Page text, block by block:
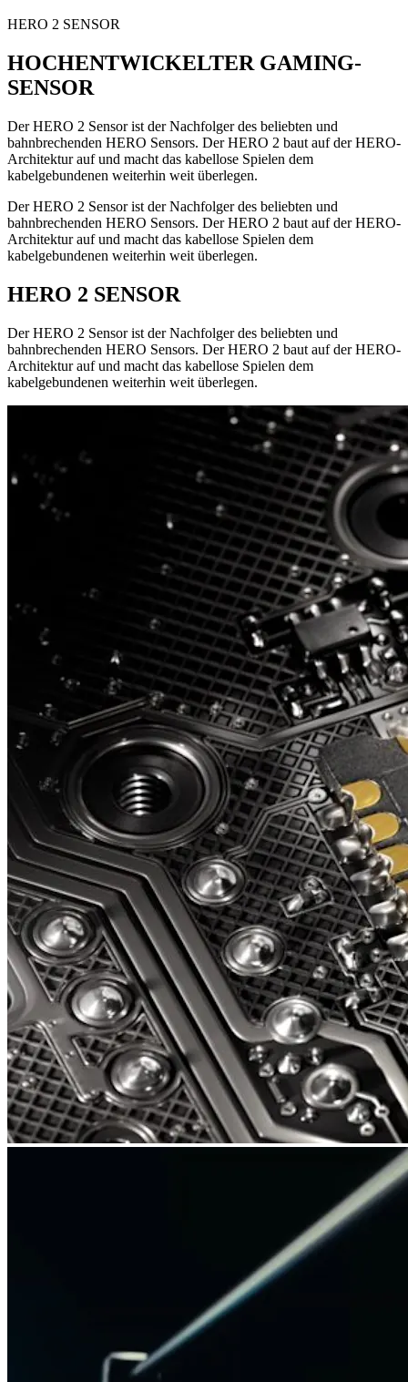
HERO 2 SENSOR
HOCHENTWICKELTER GAMING-
SENSOR
Der HERO 2 Sensor ist der Nachfolger des beliebten und
bahnbrechenden HERO Sensors. Der HERO 2 baut auf der HERO-
Architektur auf und macht das kabellose Spielen dem
kabelgebundenen weiterhin weit überlegen.
Der HERO 2 Sensor ist der Nachfolger des beliebten und
bahnbrechenden HERO Sensors. Der HERO 2 baut auf der HERO-
Architektur auf und macht das kabellose Spielen dem
kabelgebundenen weiterhin weit überlegen.
HERO 2 SENSOR
Der HERO 2 Sensor ist der Nachfolger des beliebten und
bahnbrechenden HERO Sensors. Der HERO 2 baut auf der HERO-
Architektur auf und macht das kabellose Spielen dem
kabelgebundenen weiterhin weit überlegen.